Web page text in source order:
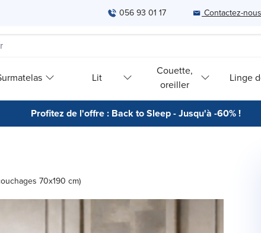
056 93 01 17 Contactez-nous
Lit
Couette,
oreiller
Linge
Profitez de l'offre : Back to Sleep - Jusqu'à -60% !
70x190 cm)